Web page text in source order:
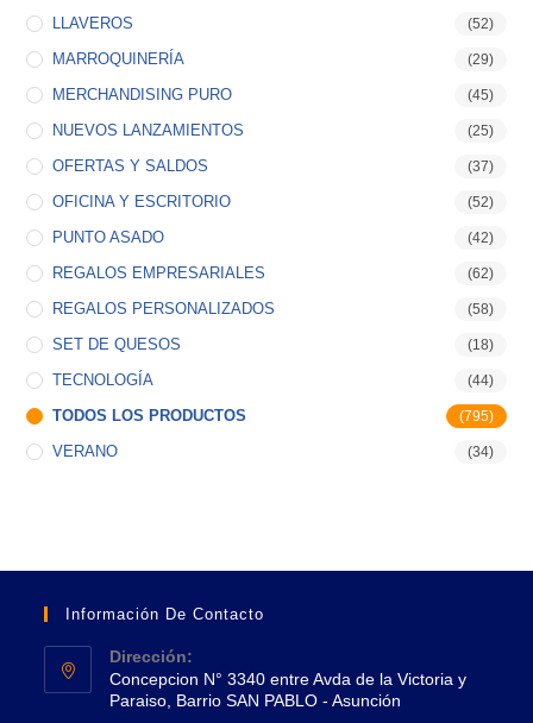
LLAVEROS (52)
MARROQUINERÍA (29)
MERCHANDISING PURO (45)
NUEVOS LANZAMIENTOS (25)
OFERTAS Y SALDOS (37)
OFICINA Y ESCRITORIO (52)
PUNTO ASADO (42)
REGALOS EMPRESARIALES (62)
REGALOS PERSONALIZADOS (58)
SET DE QUESOS (18)
TECNOLOGÍA (44)
TODOS LOS PRODUCTOS (795)
VERANO (34)
Información De Contacto
Dirección:
Concepcion N° 3340 entre Avda de la Victoria y
Paraiso, Barrio SAN PABLO - Asunción